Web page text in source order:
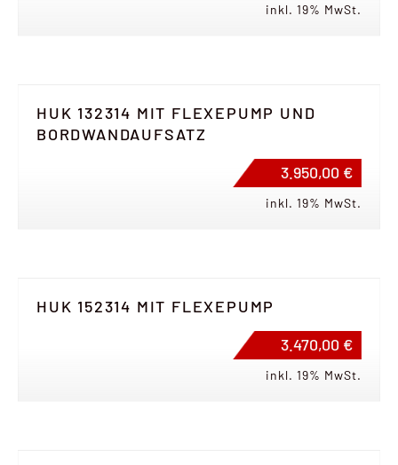
inkl. 19% MwSt.
HUK 132314 MIT FLEXEPUMP UND
BORDWANDAUFSATZ
3.950,00 €
inkl. 19% MwSt.
HUK 152314 MIT FLEXEPUMP
3.470,00 €
inkl. 19% MwSt.